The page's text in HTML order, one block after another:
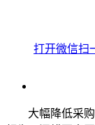
打开微信扫
大幅降低采购